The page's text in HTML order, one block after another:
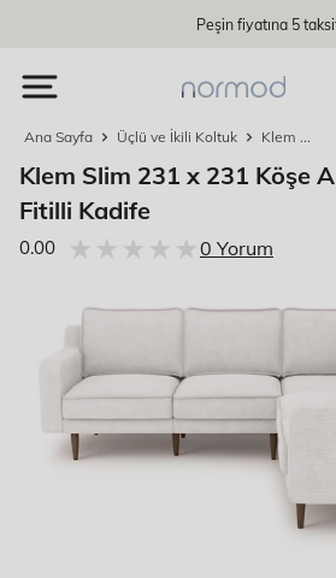
Peşin fiyatına 5
Ana Sayfa Üçlü ve İkili Koltuk Klem ...
Klem Slim 231 x 231 Köşe
Fitilli Kadife
0.00 ★★★★★
★★★★★ 0 Yorum